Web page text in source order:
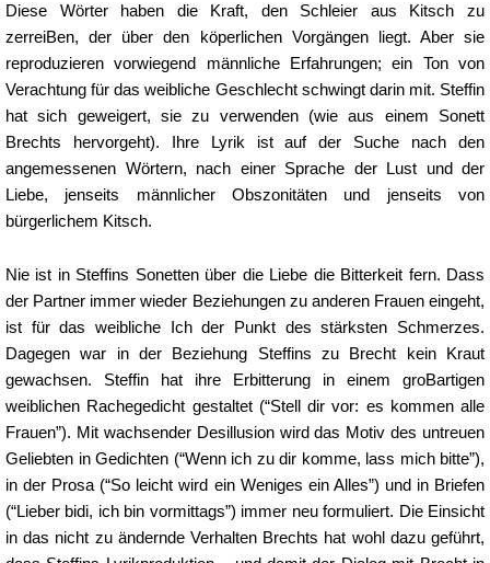
Diese Wörter haben die Kraft, den Schleier aus Kitsch zu
zerreiBen, der über den köperlichen Vorgängen liegt. Aber sie
reproduzieren vorwiegend männliche Erfahrungen; ein Ton von
Verachtung für das weibliche Geschlecht schwingt darin mit. Steffin
hat sich geweigert, sie zu verwenden (wie aus einem Sonett
Brechts hervorgeht). Ihre Lyrik ist auf der Suche nach den
angemessenen Wörtern, nach einer Sprache der Lust und der
Liebe, jenseits männlicher Obszonitäten und jenseits von
bürgerlichem Kitsch.
Nie ist in Steffins Sonetten über die Liebe die Bitterkeit fern. Dass
der Partner immer wieder Beziehungen zu anderen Frauen eingeht,
ist für das weibliche Ich der Punkt des stärksten Schmerzes.
Dagegen war in der Beziehung Steffins zu Brecht kein Kraut
gewachsen. Steffin hat ihre Erbitterung in einem groBartigen
weiblichen Rachegedicht gestaltet (“Stell dir vor: es kommen alle
Frauen”). Mit wachsender Desillusion wird das Motiv des untreuen
Geliebten in Gedichten (“Wenn ich zu dir komme, lass mich bitte”),
in der Prosa (“So leicht wird ein Weniges ein Alles”) und in Briefen
(“Lieber bidi, ich bin vormittags”) immer neu formuliert. Die Einsicht
in das nicht zu ändernde Verhalten Brechts hat wohl dazu geführt,